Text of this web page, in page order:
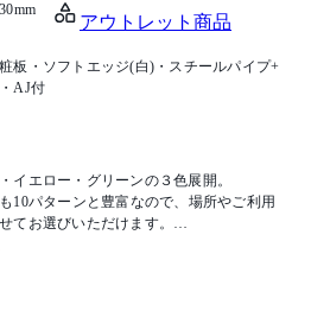
アウトレット商品
板・ソフトエッジ(白)・スチールパイプ+
AJ付
イエロー・グリーンの３色展開。
10パターンと豊富なので、場所やご利用
てお選びいただけます。
をご希望の場合は別途お見積させていた